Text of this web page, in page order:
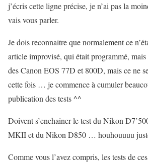
j’écris cette ligne précise, je n’ai pas la
vais vous parler.
Je dois reconnaitre que normalement ce
article improvisé, qui était programmé,
des Canon EOS 77D et 800D, mais ce ne
cette fois … je commence à cumuler
publication des tests ^^
Doivent s’enchainer le test du Nikon
MKII et du Nikon D850 … houhouuuu
Comme vous l’avez compris, les tests de